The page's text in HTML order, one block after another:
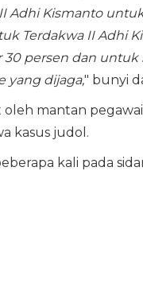
Adhi Kismanto
Terdakwa II Adhi
persen dan untuk
yang dijaga," bunyi
mantan
kasus judol.
kali pada